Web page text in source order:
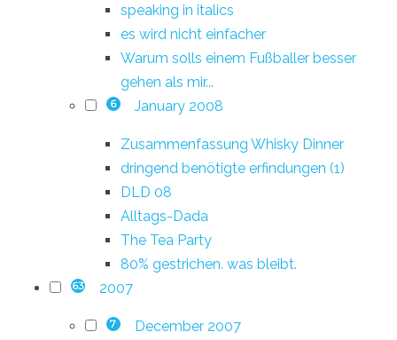
speaking in italics
es wird nicht einfacher
Warum solls einem Fußballer besser
gehen als mir...
6 January 2008
Zusammenfassung Whisky Dinner
dringend benötigte erfindungen (1)
DLD 08
Alltags-Dada
The Tea Party
80% gestrichen. was bleibt.
63 2007
7 December 2007